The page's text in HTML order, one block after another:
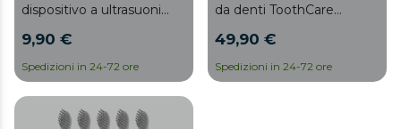
dispositivo a ultrasuoni
9,90 €
Spedizioni in 24-72 ore
da denti ToothCare
49,90 €
Spedizioni in 24-72 ore